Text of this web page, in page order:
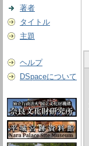
著者
タイトル
主題
ヘルプ
DSpaceについて